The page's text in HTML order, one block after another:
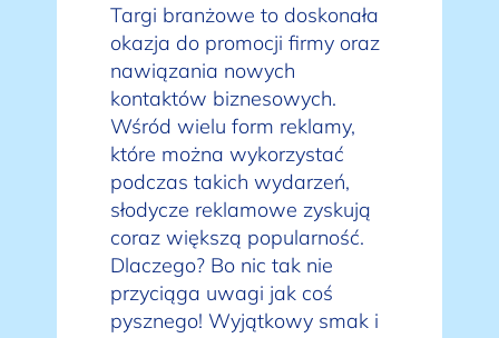
Targi branżowe to doskonała
okazja do promocji firmy oraz
nawiązania nowych
kontaktów biznesowych.
Wśród wielu form reklamy,
które można wykorzystać
podczas takich wydarzeń,
słodycze reklamowe zyskują
coraz większą popularność.
Dlaczego? Bo nic tak nie
przyciąga uwagi jak coś
pysznego! Wyjątkowy smak i